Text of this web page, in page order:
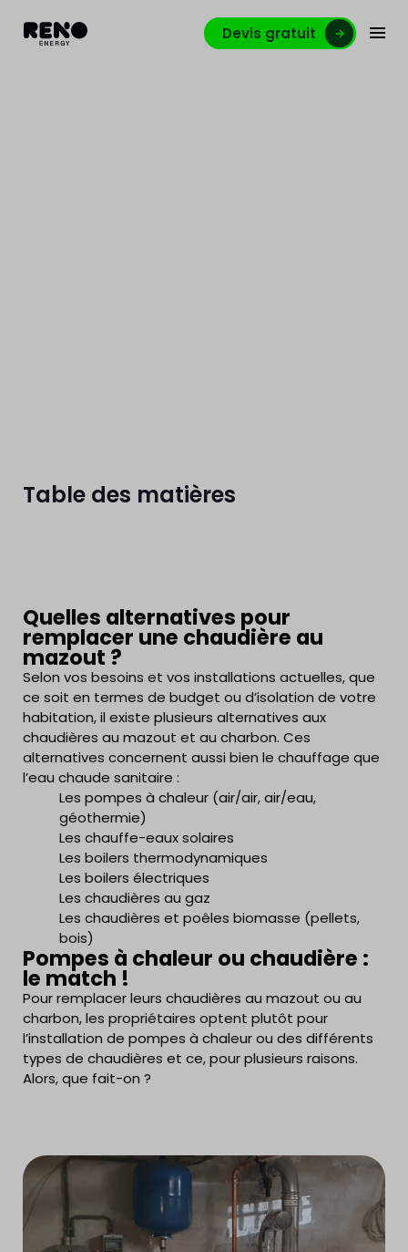
Devis gratuit
Table des matières
Quelles alternatives pour
remplacer une chaudière au
mazout ?
Selon vos besoins et vos installations actuelles, que
ce soit en termes de budget ou d’isolation de votre
habitation, il existe plusieurs alternatives aux
chaudières au mazout et au charbon. Ces
alternatives concernent aussi bien le chauffage que
l’eau chaude sanitaire :
Les pompes à chaleur (air/air, air/eau,
géothermie)
Les chauffe-eaux solaires
Les boilers thermodynamiques
Les boilers électriques
Les chaudières au gaz
Les chaudières et poêles biomasse (pellets,
bois)
Pompes à chaleur ou chaudière :
le match !
Pour remplacer leurs chaudières au mazout ou au
charbon, les propriétaires optent plutôt pour
l’installation de pompes à chaleur ou des différents
types de chaudières et ce, pour plusieurs raisons.
Alors, que fait-on ?